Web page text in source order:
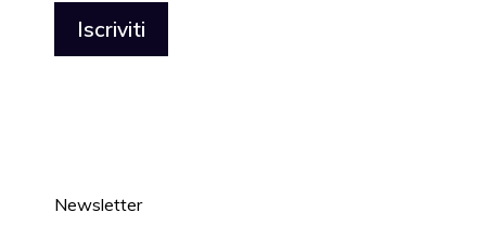
Newsletter